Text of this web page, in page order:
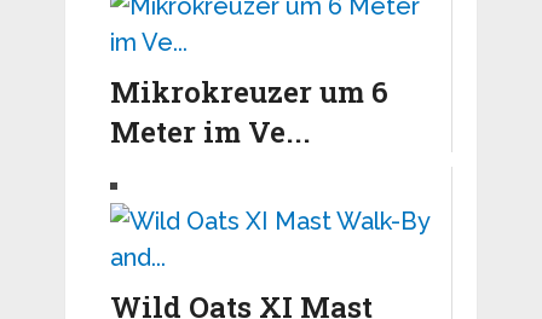
Mikrokreuzer um 6
Meter im Ve...
Wild Oats XI Mast